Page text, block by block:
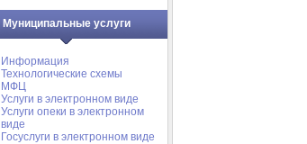
Муниципальные услуги
Информация
Технологические схемы
МФЦ
Услуги в электронном виде
Услуги опеки в электронном
виде
Госуслуги в электронном виде